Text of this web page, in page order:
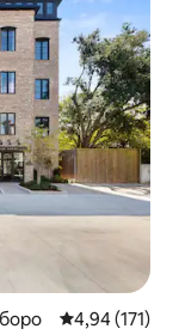
Середня
4,94 (171)